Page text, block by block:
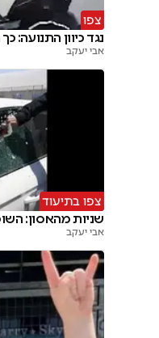
צפו
נגד כיוון התנועה:
אבי יעקב
צפו בתיעוד
שניות מהאסון:
אבי יעקב